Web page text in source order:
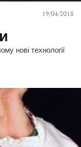
19/04/2018
нові технології